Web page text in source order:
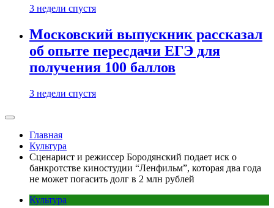
3 недели спустя
Московский выпускник рассказал
об опыте пересдачи ЕГЭ для
получения 100 баллов
3 недели спустя
Главная
Культура
Сценарист и режиссер Бородянский подает иск о
банкротстве киностудии “Ленфильм”, которая два года
не может погасить долг в 2 млн рублей
Культура